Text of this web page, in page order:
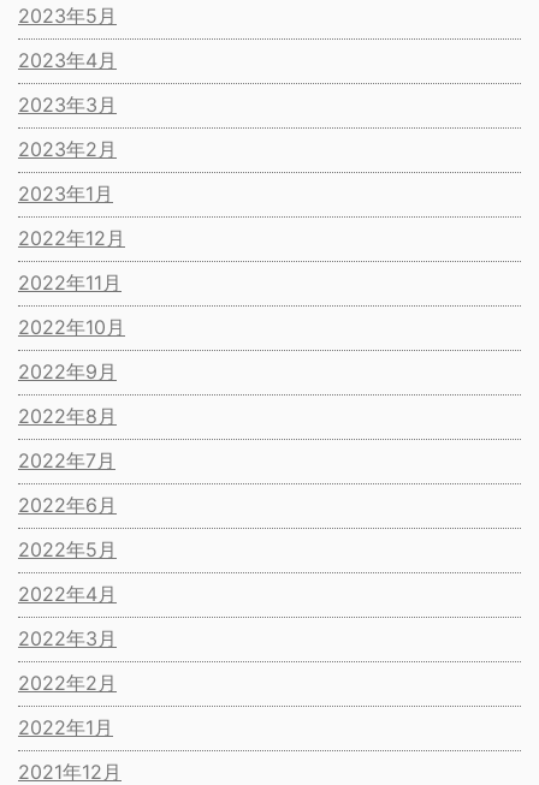
2023年5月
2023年4月
2023年3月
2023年2月
2023年1月
2022年12月
2022年11月
2022年10月
2022年9月
2022年8月
2022年7月
2022年6月
2022年5月
2022年4月
2022年3月
2022年2月
2022年1月
2021年12月